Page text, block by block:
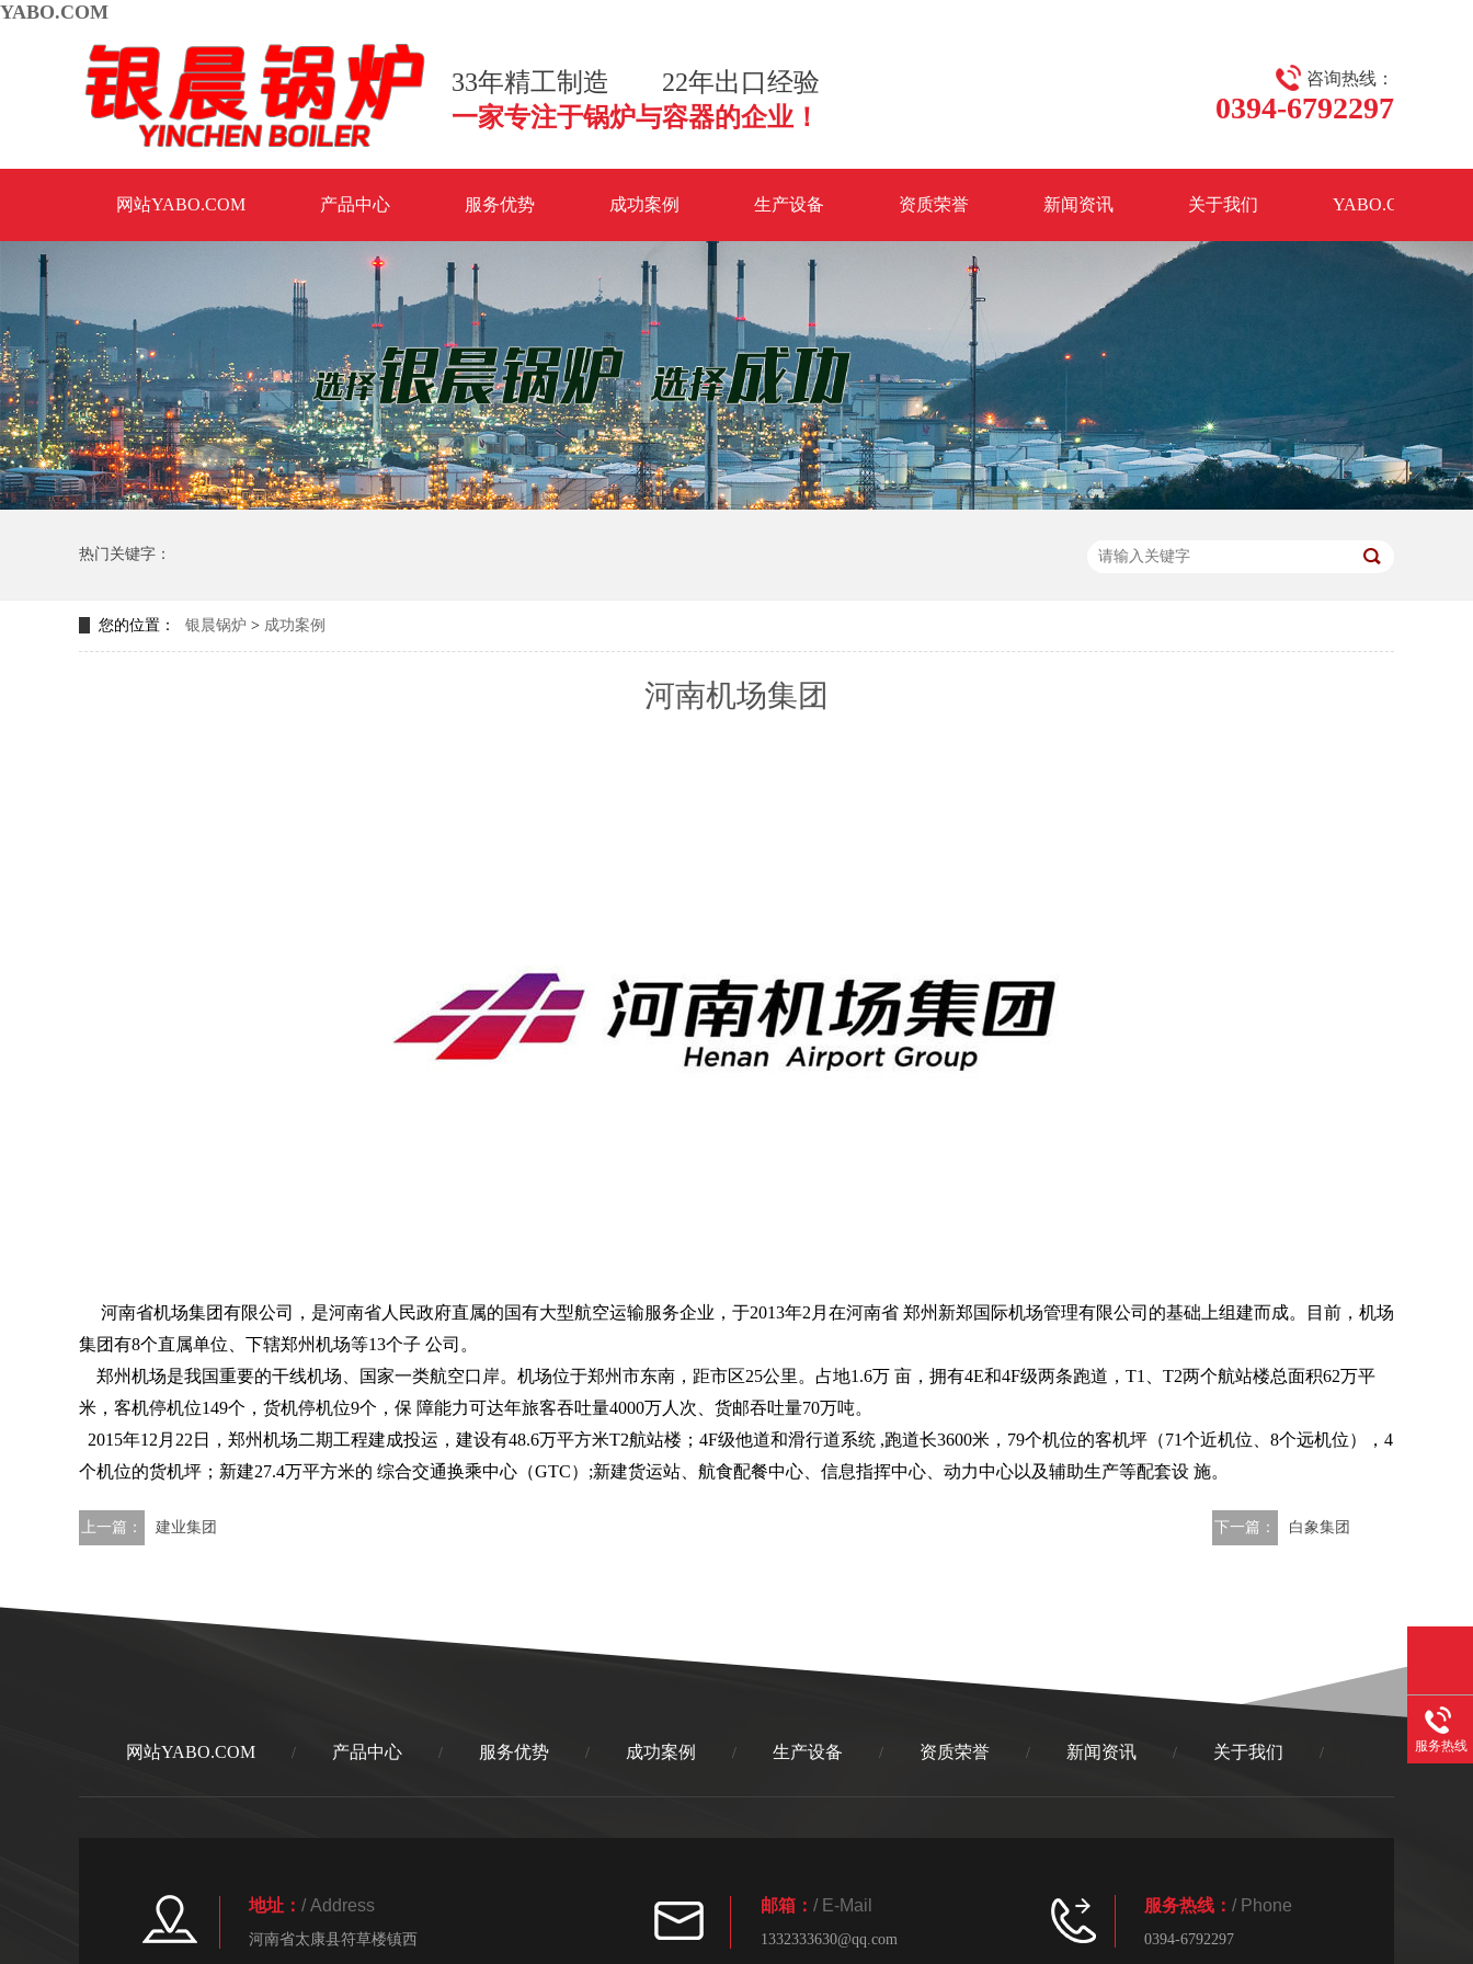
YABO.COM
咨询热线：
0394-6792297
33年精工制造 22年出口经验
一家专注于锅炉与容器的企业！
网站YABO.COM 产品中心 服务优势 成功案例 生产设备 资质荣誉 新闻资讯 关于我们 YABO.COM
热门关键字：
您的位置： 银晨锅炉 > 成功案例
河南机场集团
河南省机场集团有限公司，是河南省人民政府直属的国有大型航空运输服务企业，于2013年2月在河南省 郑州新郑国际机场管理有限公司的基础上组建而成。目前，机场
集团有8个直属单位、下辖郑州机场等13个子 公司。
郑州机场是我国重要的干线机场、国家一类航空口岸。机场位于郑州市东南，距市区25公里。占地1.6万 亩，拥有4E和4F级两条跑道，T1、T2两个航站楼总面积62万平
米，客机停机位149个，货机停机位9个，保 障能力可达年旅客吞吐量4000万人次、货邮吞吐量70万吨。
2015年12月22日，郑州机场二期工程建成投运，建设有48.6万平方米T2航站楼；4F级他道和滑行道系统 ,跑道长3600米，79个机位的客机坪（71个近机位、8个远机位），4
个机位的货机坪；新建27.4万平方米的 综合交通换乘中心（GTC）;新建货运站、航食配餐中心、信息指挥中心、动力中心以及辅助生产等配套设 施。
上一篇： 建业集团 下一篇： 白象集团
网站YABO.COM / 产品中心 / 服务优势 / 成功案例 / 生产设备 / 资质荣誉 / 新闻资讯 / 关于我们 /
地址： / Address
河南省太康县符草楼镇西
邮箱： / E-Mail
1332333630@qq.com
服务热线： / Phone
0394-6792297
服务热线